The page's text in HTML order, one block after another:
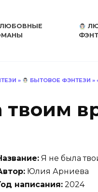
ЛЮБОВНЫЕ
» БЫТОВОЕ ФЭНТЕЗИ »
твоим
Я не была
Юлия Арниева
написания: 2024